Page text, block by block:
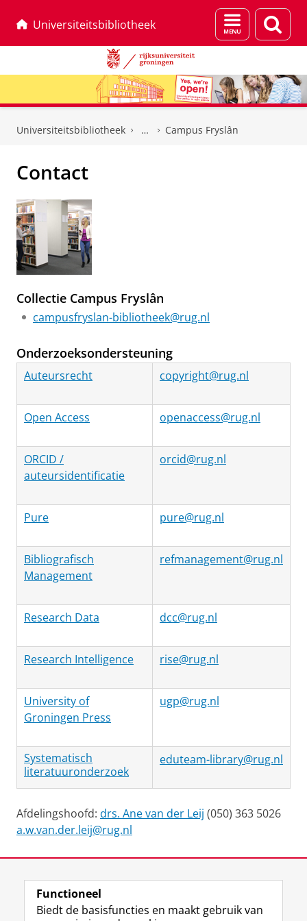
Universiteitsbibliotheek
Menu
en
Universiteitsbibliotheek Campus Fryslân
Contact
Collectie Campus Fryslân
campusfryslan-bibliotheek@rug.nl
Onderzoeksondersteuning
Auteursrecht copyright@rug.nl
Open Access openaccess@rug.nl
ORCID /
auteursidentificatie
orcid@rug.nl
Pure pure@rug.nl
Bibliografisch
Management
refmanagement@rug.nl
Research Data dcc@rug.nl
Research Intelligence rise@rug.nl
University of
Groningen Press
ugp@rug.nl
Systematisch
literatuuronderzoek
eduteam-library@rug.nl
Afdelingshoofd: drs. Ane van der Leij (050) 363 5026
a.w.van.der.leij@rug.nl
View this page in:English
Functioneel
Biedt de basisfuncties en maakt gebruik van